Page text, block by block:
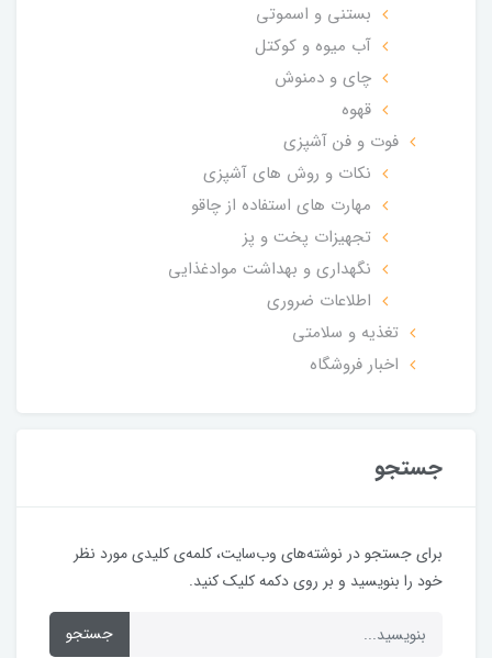
بستنی و اسموتی
آب میوه و کوکتل
چای و دمنوش
قهوه
فوت و فن آشپزی
نکات و روش های آشپزی
مهارت های استفاده از چاقو
تجهیزات پخت و پز
نگهداری و بهداشت موادغذایی
اطلاعات ضروری
تغذیه و سلامتی
اخبار فروشگاه
جستجو
برای جستجو در نوشته‌های وب‌سایت، کلمه‌ی کلیدی مورد نظر
خود را بنویسید و بر روی دکمه کلیک کنید.
جستجو